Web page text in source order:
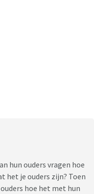
hun ouders vragen hoe
het je ouders zijn? Toen
hoe het met hun